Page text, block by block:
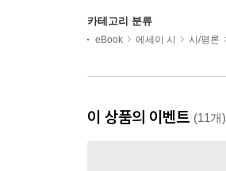
카테고리 분류
eBook 에세이 시 시/평론
이 상품의 이벤트 (11개)